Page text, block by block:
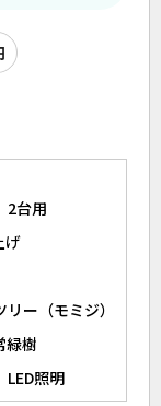
2台用
げ
ー（モミジ）
緑樹
LED照明